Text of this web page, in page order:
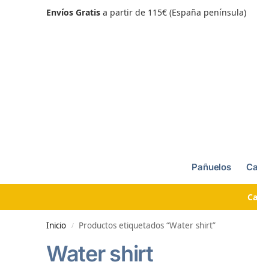
Envíos Gratis a partir de 115€ (España península)
Pañuelos
Inicio / Productos etiquetados “Water shirt”
Water shirt